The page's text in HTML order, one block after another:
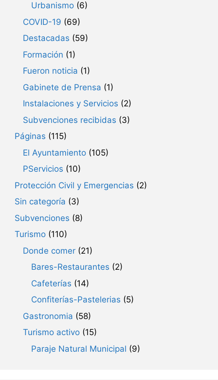
Urbanismo (6)
COVID-19 (69)
Destacadas (59)
Formación (1)
Fueron noticia (1)
Gabinete de Prensa (1)
Instalaciones y Servicios (2)
Subvenciones recibidas (3)
Páginas (115)
El Ayuntamiento (105)
PServicios (10)
Protección Civil y Emergencias (2)
Sin categoría (3)
Subvenciones (8)
Turismo (110)
Donde comer (21)
Bares-Restaurantes (2)
Cafeterías (14)
Confiterías-Pastelerias (5)
Gastronomia (58)
Turismo activo (15)
Paraje Natural Municipal (9)